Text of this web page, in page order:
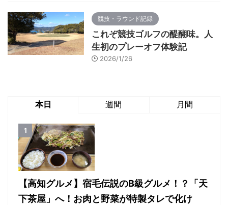
競技・ラウンド記録
これぞ競技ゴルフの醍醐味。人
生初のプレーオフ体験記
2026/1/26
本日 週間 月間
【高知グルメ】宿毛伝説のB級グルメ！？「天
下茶屋」へ！お肉と野菜が特製タレで化け